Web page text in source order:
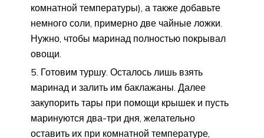
комнатной температуры), а также добавьте
немного соли, примерно две чайные ложки.
Нужно, чтобы маринад полностью покрывал
овощи.
Готовим туршу. Осталось лишь взять
маринад и залить им баклажаны. Далее
закупорить тары при помощи крышек и пусть
маринуются два-три дня, желательно
оставить их при комнатной температуре,